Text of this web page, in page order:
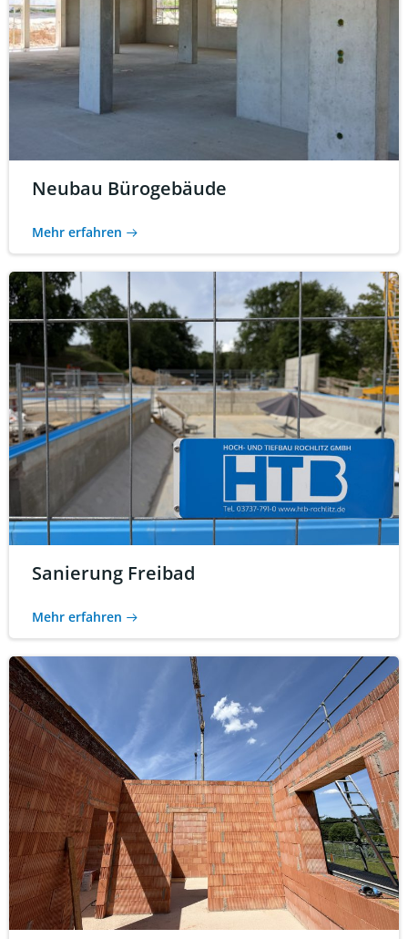
Neubau Bürogebäude
Mehr erfahren
Sanierung Freibad
Mehr erfahren